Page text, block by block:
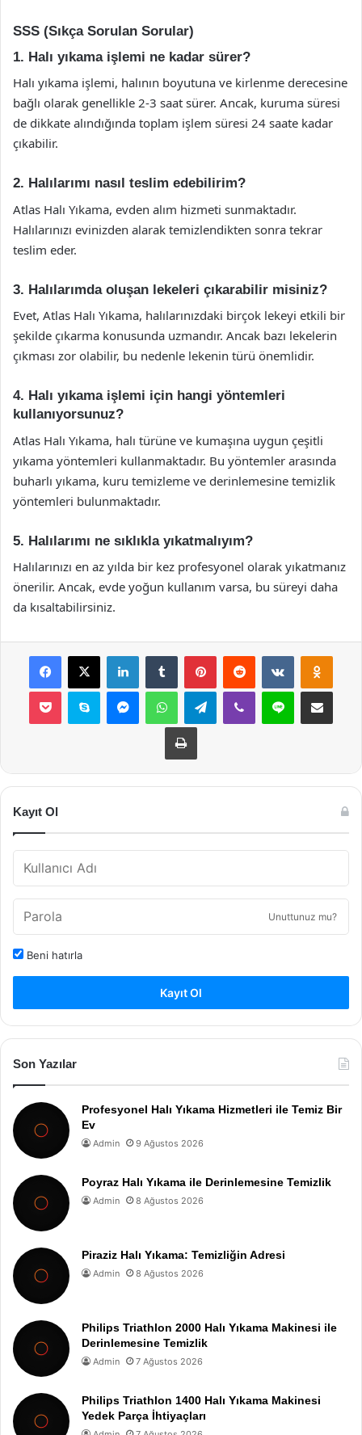
SSS (Sıkça Sorulan Sorular)
1. Halı yıkama işlemi ne kadar sürer?
Halı yıkama işlemi, halının boyutuna ve kirlenme derecesine
bağlı olarak genellikle 2-3 saat sürer. Ancak, kuruma süresi
de dikkate alındığında toplam işlem süresi 24 saate kadar
çıkabilir.
2. Halılarımı nasıl teslim edebilirim?
Atlas Halı Yıkama, evden alım hizmeti sunmaktadır.
Halılarınızı evinizden alarak temizlendikten sonra tekrar
teslim eder.
3. Halılarımda oluşan lekeleri çıkarabilir misiniz?
Evet, Atlas Halı Yıkama, halılarınızdaki birçok lekeyi etkili bir
şekilde çıkarma konusunda uzmandır. Ancak bazı lekelerin
çıkması zor olabilir, bu nedenle lekenin türü önemlidir.
4. Halı yıkama işlemi için hangi yöntemleri
kullanıyorsunuz?
Atlas Halı Yıkama, halı türüne ve kumaşına uygun çeşitli
yıkama yöntemleri kullanmaktadır. Bu yöntemler arasında
buharlı yıkama, kuru temizleme ve derinlemesine temizlik
yöntemleri bulunmaktadır.
5. Halılarımı ne sıklıkla yıkatmalıyım?
Halılarınızı en az yılda bir kez profesyonel olarak yıkatmanız
önerilir. Ancak, evde yoğun kullanım varsa, bu süreyi daha
da kısaltabilirsiniz.
Facebook
X LinkedInTumblr PinterestReddit VKontakte
Pocket Skype MessengerWhatsAppTelegramViber Line E-Posta ile
Yazdır
Kayıt Ol
Unuttunuz mu?
Beni hatırla
Kayıt Ol
Son Yazılar
Profesyonel Halı Yıkama Hizmetleri ile Temiz Bir
Ev
Admin 9 Ağustos 2026
Poyraz Halı Yıkama ile Derinlemesine Temizlik
Admin 8 Ağustos 2026
Piraziz Halı Yıkama: Temizliğin Adresi
Admin 8 Ağustos 2026
Philips Triathlon 2000 Halı Yıkama Makinesi ile
Derinlemesine Temizlik
Admin 7 Ağustos 2026
Philips Triathlon 1400 Halı Yıkama Makinesi
Yedek Parça İhtiyaçları